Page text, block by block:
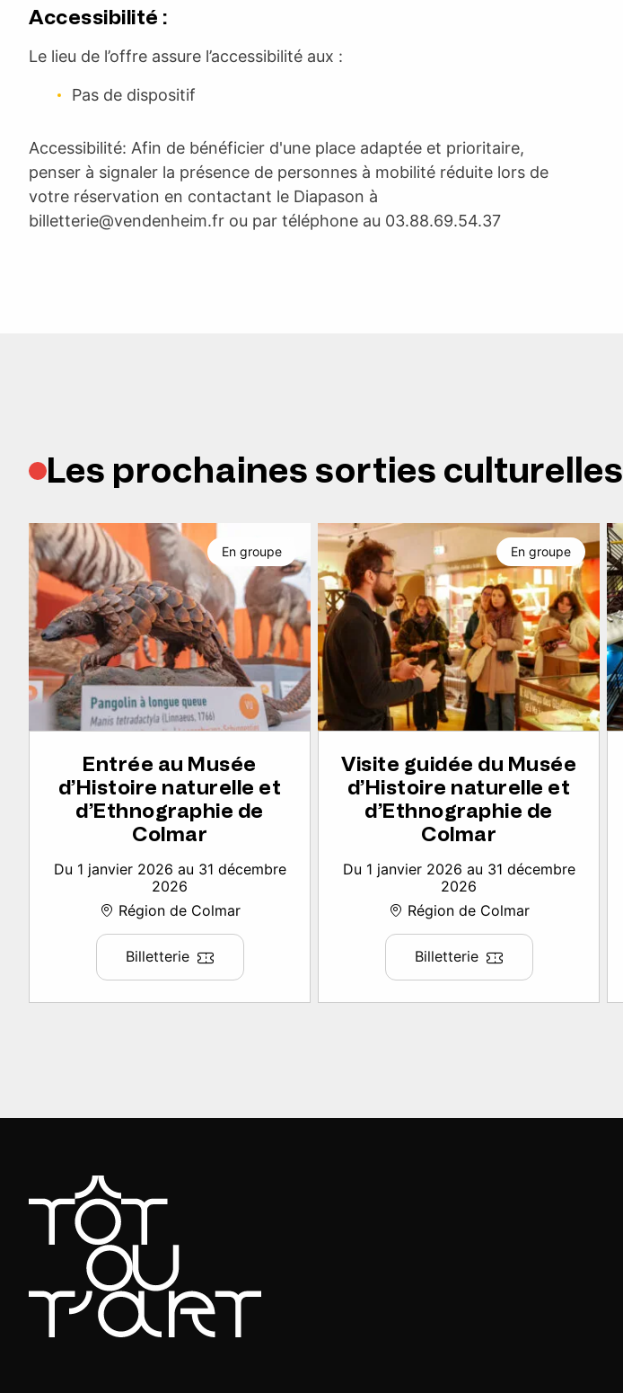
Accessibilité :
Le lieu de l’offre assure l’accessibilité aux :
Pas de dispositif
Accessibilité: Afin de bénéficier d'une place adaptée et prioritaire,
penser à signaler la présence de personnes à mobilité réduite lors de
votre réservation en contactant le Diapason à
billetterie@vendenheim.fr ou par téléphone au 03.88.69.54.37
Les prochaines sorties culturelles
Entrée au Musée
d’Histoire naturelle et
d’Ethnographie de
Colmar
Du 1 janvier 2026 au 31 décembre
2026
Région de Colmar
Billetterie
En groupe
Visite guidée du Musée
d’Histoire naturelle et
d’Ethnographie de
Colmar
Du 1 janvier 2026 au 31 décembre
2026
Région de Colmar
Billetterie
En groupe